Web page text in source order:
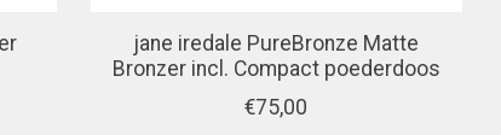
jane iredale PureBronze Matte
Bronzer incl. Compact poederdoos
€75,00